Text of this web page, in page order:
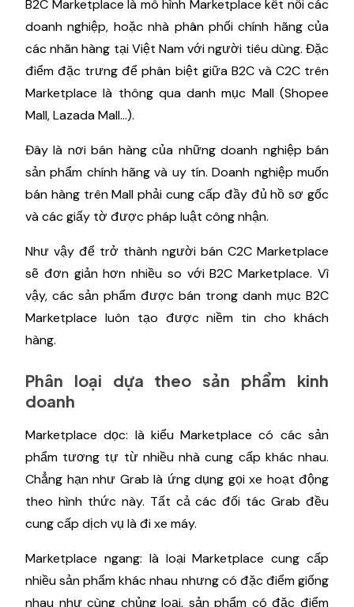
B2C Marketplace là mô hình Marketplace kết nối các
doanh nghiệp, hoặc nhà phân phối chính hãng của
các nhãn hàng tại Việt Nam với người tiêu dùng. Đặc
điểm đặc trưng để phân biệt giữa B2C và C2C trên
Marketplace là thông qua danh mục Mall (Shopee
Mall, Lazada Mall…).
Đây là nơi bán hàng của những doanh nghiệp bán
sản phẩm chính hãng và uy tín. Doanh nghiệp muốn
bán hàng trên Mall phải cung cấp đầy đủ hồ sơ gốc
và các giấy tờ được pháp luật công nhận.
Như vậy để trở thành người bán C2C Marketplace
sẽ đơn giản hơn nhiều so với B2C Marketplace. Vì
vậy, các sản phẩm được bán trong danh mục B2C
Marketplace luôn tạo được niềm tin cho khách
hàng.
Phân loại dựa theo sản phẩm kinh
doanh
Marketplace dọc: là kiểu Marketplace có các sản
phẩm tương tự từ nhiều nhà cung cấp khác nhau.
Chẳng hạn như Grab là ứng dụng gọi xe hoạt động
theo hình thức này. Tất cả các đối tác Grab đều
cung cấp dịch vụ là đi xe máy.
Marketplace ngang: là loại Marketplace cung cấp
nhiều sản phẩm khác nhau nhưng có đặc điểm giống
nhau như cùng chủng loại, sản phẩm có đặc điểm